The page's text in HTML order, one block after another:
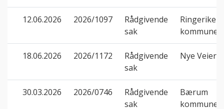
12.06.2026 2026/1097
Rådgivende
sak
Ringerike
kommune
18.06.2026 2026/1172
Rådgivende
sak
Nye Veier
30.03.2026 2026/0746
Rådgivende
sak
Bærum
kommune